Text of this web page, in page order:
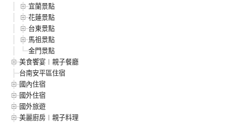
宜蘭景點
花蓮景點
台東景點
馬祖景點
金門景點
美食饗宴︱親子餐廳
台南安平區住宿
國內住宿
國外住宿
國外旅遊
美麗廚房︱親子料理